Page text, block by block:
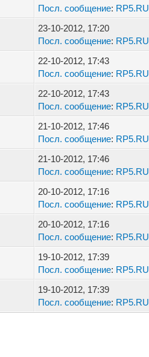
Посл. сообщение: RP5.RU
23-10-2012, 17:20
Посл. сообщение: RP5.RU
22-10-2012, 17:43
Посл. сообщение: RP5.RU
22-10-2012, 17:43
Посл. сообщение: RP5.RU
21-10-2012, 17:46
Посл. сообщение: RP5.RU
21-10-2012, 17:46
Посл. сообщение: RP5.RU
20-10-2012, 17:16
Посл. сообщение: RP5.RU
20-10-2012, 17:16
Посл. сообщение: RP5.RU
19-10-2012, 17:39
Посл. сообщение: RP5.RU
19-10-2012, 17:39
Посл. сообщение: RP5.RU